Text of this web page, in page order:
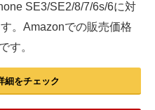
SE3/SE2/8/7/6s/6に対
。Amazonでの販売価格
す。
細をチェック